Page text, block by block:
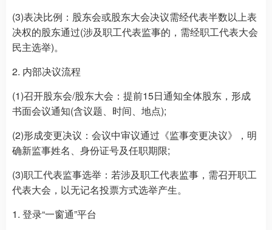
(3)表决比例：股东会或股东大会决议需经代表半数以上表
决权的股东通过(涉及职工代表监事的，需经职工代表大会
民主选举)。
2. 内部决议流程
(1)召开股东会/股东大会：提前15日通知全体股东，形成
书面会议通知(含议题、时间、地点);
(2)形成变更决议：会议中审议通过《监事变更决议》，明
确新监事姓名、身份证号及任职期限;
(3)职工代表监事选举：若涉及职工代表监事，需召开职工
代表大会，以无记名投票方式选举产生。
1. 登录“一窗通”平台